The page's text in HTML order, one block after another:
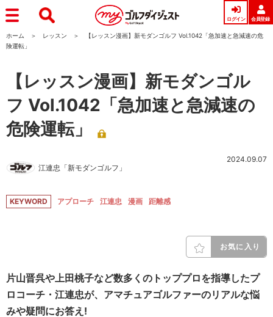
ログイン 会員登録
ホーム レッスン
【レッスン漫画】新モダンゴルフ Vol.1042「急加速と急減速の危
険運転」
【レッスン漫画】新モダンゴル
フ Vol.1042「急加速と急減速の
危険運転」
江連忠「新モダンゴルフ」
2024.09.07
KEYWORD アプローチ 江連忠 漫画 距離感
お気に入り
片山晋呉や上田桃子など数多くのトッププロを指導したプ
ロコーチ・江連忠が、アマチュアゴルファーのリアルな悩
みや疑問にお答え!